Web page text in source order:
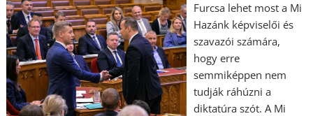
Furcsa lehet most a Mi
Hazánk képviselői és
szavazói számára,
hogy erre
semmiképpen nem
tudják ráhúzni a
diktatúra szót. A Mi